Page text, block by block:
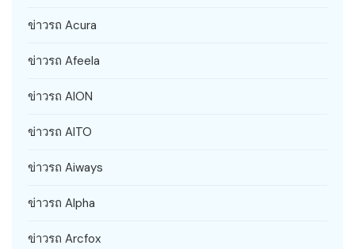
ข่าวรถ Acura
ข่าวรถ Afeela
ข่าวรถ AION
ข่าวรถ AITO
ข่าวรถ Aiways
ข่าวรถ Alpha
ข่าวรถ Arcfox